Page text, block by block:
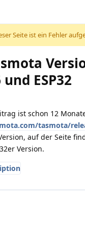
Seite ist ein Fehler
und ESP32
ist schon 12
tasmota/
auf der Seite
Version.